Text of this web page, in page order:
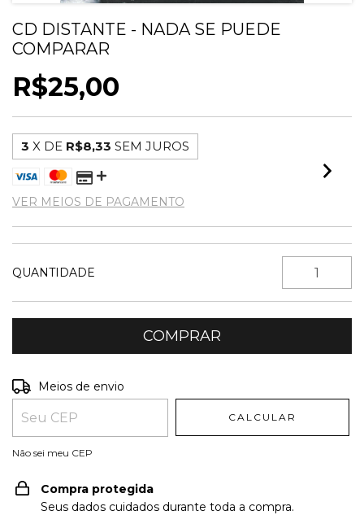
CD DISTANTE - NADA SE PUEDE
COMPARAR
R$25,00
3 X DE R$8,33 SEM JUROS
VER MEIOS DE PAGAMENTO
QUANTIDADE
Entregas para o CEP:
Meios de envio
CALCULAR
Não sei meu CEP
Compra protegida
Seus dados cuidados durante toda a compra.